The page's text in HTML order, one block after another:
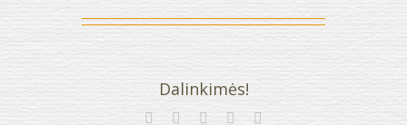
Dalinkimės!
Facebook
TwitterLinkedinGoogle+Email